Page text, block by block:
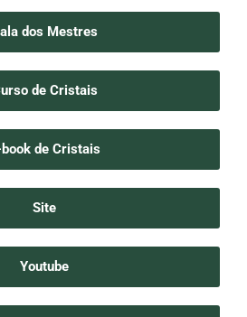
dos Mestres
de Cristais
book de Cristais
Site
Youtube